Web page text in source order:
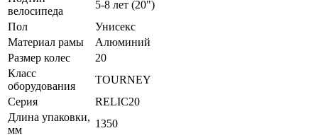
велосипеда
5-8 лет (20")
Пол
Унисекс
Материал рамы
Алюминий
Размер колес
20
Класс
оборудования
TOURNEY
Серия
RELIC20
Длина упаковки,
мм
1350